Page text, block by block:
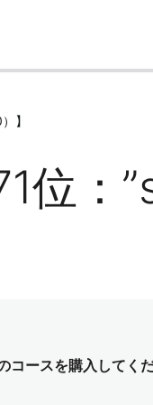
】
位：
コースを購入してく